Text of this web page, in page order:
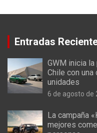
Entradas
GWM inicia
Chile con
unidades
6 de agosto de
La campaña
mejores